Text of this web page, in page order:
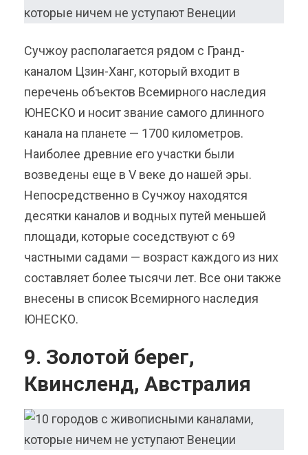
Сучжоу располагается рядом с Гранд-
каналом Цзин-Ханг, который входит в
перечень объектов Всемирного наследия
ЮНЕСКО и носит звание самого длинного
канала на планете — 1700 километров.
Наиболее древние его участки были
возведены еще в V веке до нашей эры.
Непосредственно в Сучжоу находятся
десятки каналов и водных путей меньшей
площади, которые соседствуют с 69
частными садами — возраст каждого из них
составляет более тысячи лет. Все они также
внесены в список Всемирного наследия
ЮНЕСКО.
9. Золотой берег,
Квинсленд, Австралия